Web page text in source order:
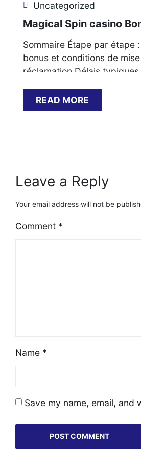
Uncategorized
Magical Spin casino
Sommaire Étape par étape
bonus et conditions de
réclamation Délais
READ MORE
Leave a Reply
Your email address will not be
Comment *
Name *
Save my name, email, and